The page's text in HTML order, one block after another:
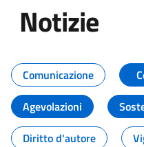
Notizie
Tutti i
Comunicazione
Agevolazioni
Diritto d'autore